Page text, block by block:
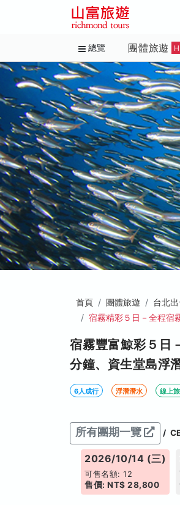
總覽 團體旅遊
首頁 團體旅遊 台北
宿霧精彩５日－全程宿
宿霧豐富鯨彩５日
分鐘、資生堂島浮
6人成行 浮潛潛水 線上
所有團期一覽 /
2026/10/14 (三)
可售名額: 12
售價: NT$ 28,800